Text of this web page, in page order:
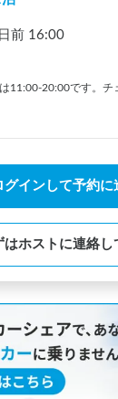
前 16:00
11:00-20:00です。チ
グインして予約に
はホストに連絡し